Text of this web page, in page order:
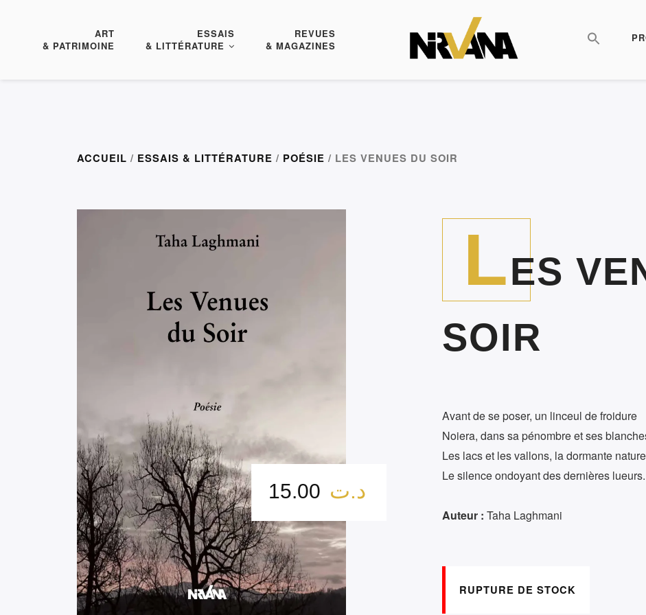
ART
& PATRIMOINE
ESSAIS
& LITTÉRATURE
REVUES
& MAGAZINES
ACCUEIL / ESSAIS & LITTÉRATURE / POÉSIE / LES VENUES DU SOIR
د.ت
LES
SOIR
Avant de se poser, un linceul de froidure
Noiera, dans sa pénombre et ses
Les lacs et les vallons, la dormante
Le silence ondoyant des dernières lueurs.
Auteur : Taha Laghmani
RUPTURE DE STOCK